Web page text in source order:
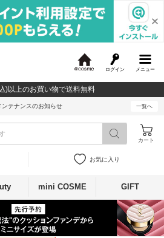
メニュー
ログイン
c
o
)以上のお買い物で送料無料
ンテナンスのお知らせ 一覧へ
カート
お気に入り
mini COSME GIFT